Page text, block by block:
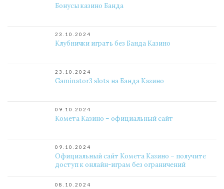
Бонусы казино Банда
23.10.2024
Клубнички играть без Банда Казино
23.10.2024
Gaminator3 slots на Банда Казино
09.10.2024
Комета Казино – официальный сайт
09.10.2024
Официальный сайт Комета Казино – получите
доступ к онлайн-играм без ограничений
08.10.2024